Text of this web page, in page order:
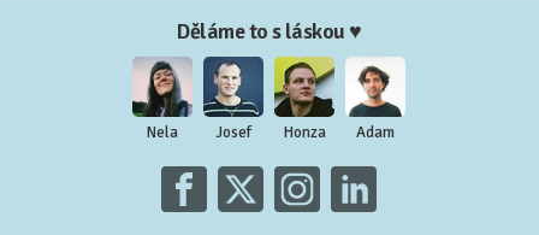
Děláme to s láskou ♥
Nela Josef Honza Adam